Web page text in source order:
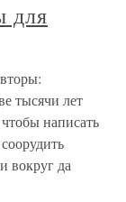
для
тысячи лет
написать
вокруг да